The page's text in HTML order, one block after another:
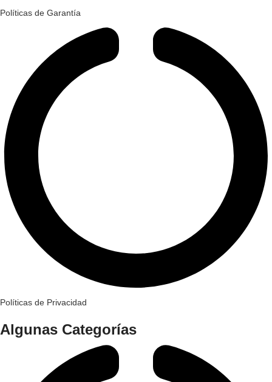
Políticas de Garantía
Políticas de Privacidad
Algunas Categorías